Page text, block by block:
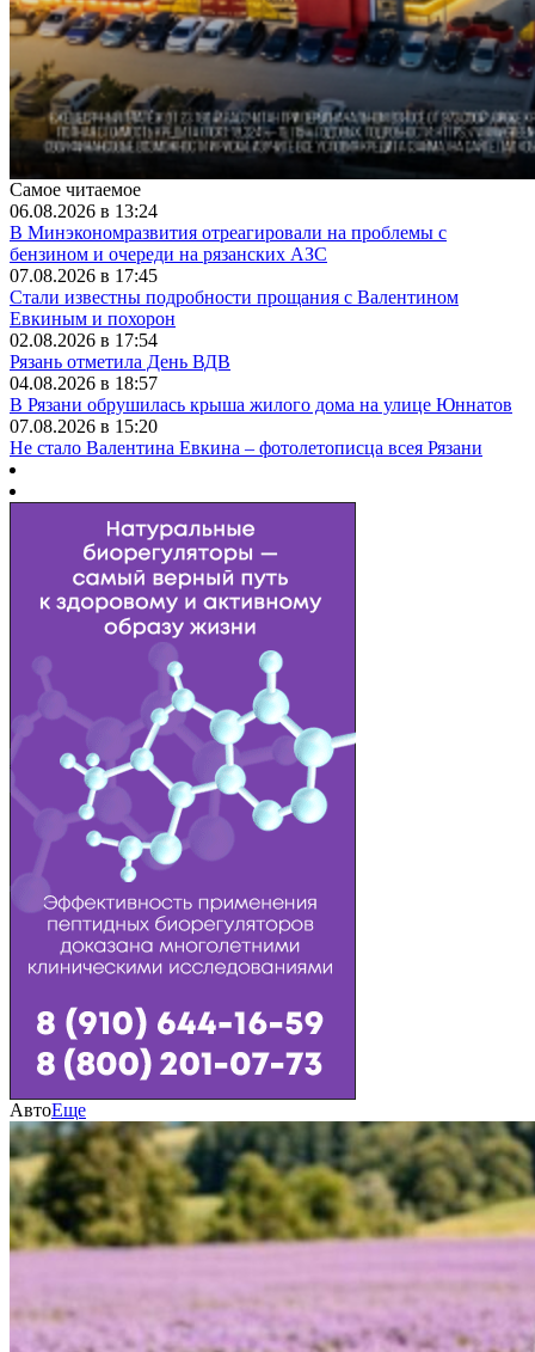
Самое читаемое
06.08.2026 в 13:24
В Минэкономразвития отреагировали на проблемы с
бензином и очереди на рязанских АЗС
07.08.2026 в 17:45
Стали известны подробности прощания с Валентином
Евкиным и похорон
02.08.2026 в 17:54
Рязань отметила День ВДВ
04.08.2026 в 18:57
В Рязани обрушилась крыша жилого дома на улице Юннатов
07.08.2026 в 15:20
Не стало Валентина Евкина – фотолетописца всея Рязани
АвтоЕще